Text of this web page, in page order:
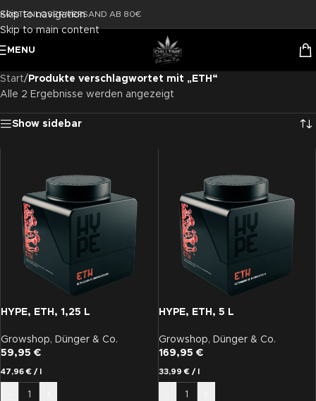
Skip to navigation
Skip to main content
KOSTENLOSER VERSAND AB 80€
MENU
Start/ Produkte verschlagwortet mit „ETH“
Alle 2 Ergebnisse werden angezeigt
Show sidebar
HYPE, ETH, 1,25 L
Growshop, Dünger & Co.
59,95 €
47,96€ /
HYPE, ETH, 5 L
Growshop, Dünger & Co.
169,95 €
33,99€/